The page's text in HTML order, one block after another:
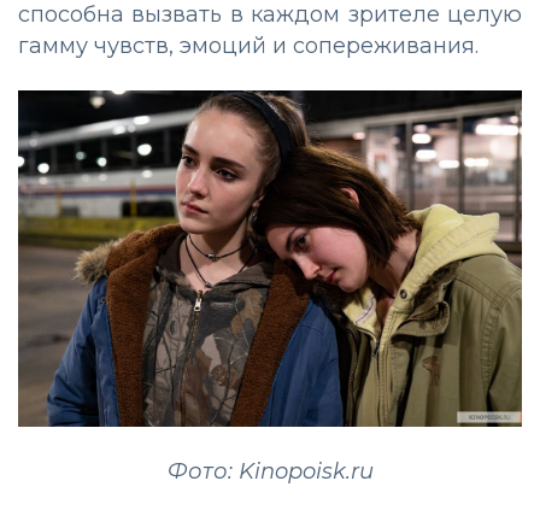
способна вызвать в каждом зрителе целую
гамму чувств, эмоций и сопереживания.
Фото: Kinopoisk.ru